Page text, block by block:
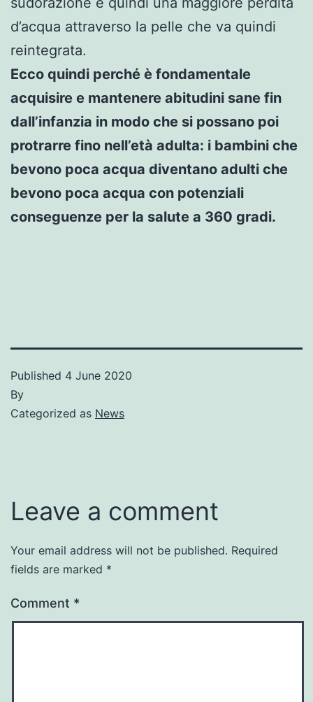
d’acqua attraverso la pelle che va quindi
reintegrata.
Ecco quindi perché è fondamentale
acquisire e mantenere abitudini sane fin
dall’infanzia in modo che si possano poi
protrarre fino nell’età adulta: i bambini che
bevono poca acqua diventano adulti che
bevono poca acqua con potenziali
conseguenze per la salute a 360 gradi.
Published 4 June 2020
By
Categorized as News
Leave a comment
Your email address will not be published. Required
fields are marked *
Comment *